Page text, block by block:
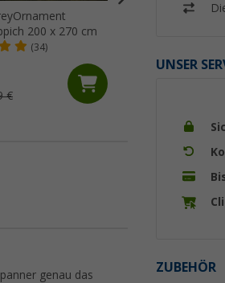
UNSER
ZUBEHÖR
200 x 270 cm
(34)
€
Berger
genau das